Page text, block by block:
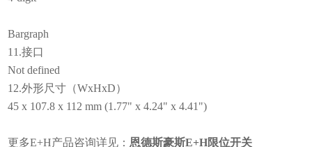
Bargraph
11.接口
Not defined
12.外形尺寸（WxHxD）
45 x 107.8 x 112 mm (1.77" x 4.24" x 4.41")
更多E+H产品咨询详见： 恩德斯豪斯E+H限位开关